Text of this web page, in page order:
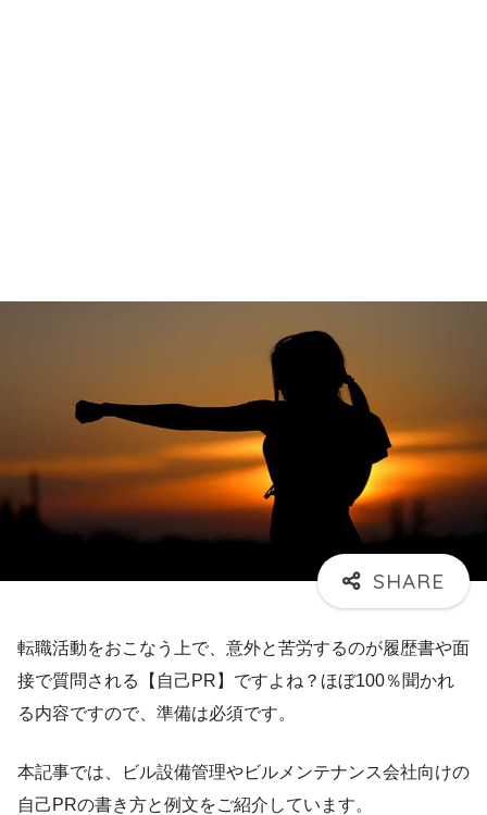
転職活動をおこなう上で、意外と苦労するのが履歴書や面
接で質問される【自己PR】ですよね？ほぼ100％聞かれ
る内容ですので、準備は必須です。
本記事では、ビル設備管理やビルメンテナンス会社向けの
自己PRの書き方と例文をご紹介しています。